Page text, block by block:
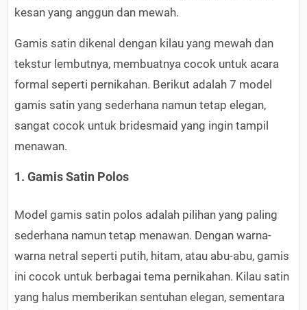
kesan yang anggun dan mewah.
Gamis satin dikenal dengan kilau yang mewah dan
tekstur lembutnya, membuatnya cocok untuk acara
formal seperti pernikahan. Berikut adalah 7 model
gamis satin yang sederhana namun tetap elegan,
sangat cocok untuk bridesmaid yang ingin tampil
menawan.
1. Gamis Satin Polos
Model gamis satin polos adalah pilihan yang paling
sederhana namun tetap menawan. Dengan warna-
warna netral seperti putih, hitam, atau abu-abu, gamis
ini cocok untuk berbagai tema pernikahan. Kilau satin
yang halus memberikan sentuhan elegan, sementara